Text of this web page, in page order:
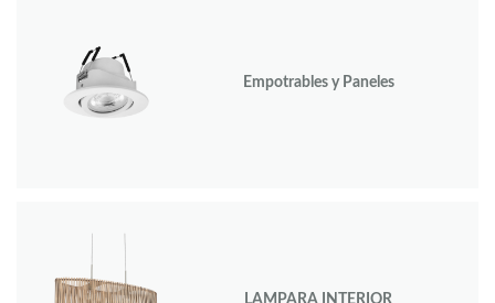
Empotrables y Paneles